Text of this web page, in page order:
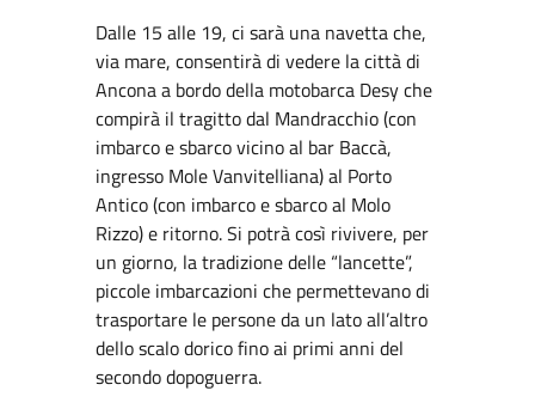
Dalle 15 alle 19, ci sarà una navetta che,
via mare, consentirà di vedere la città di
Ancona a bordo della motobarca Desy che
compirà il tragitto dal Mandracchio (con
imbarco e sbarco vicino al bar Baccà,
ingresso Mole Vanvitelliana) al Porto
Antico (con imbarco e sbarco al Molo
Rizzo) e ritorno. Si potrà così rivivere, per
un giorno, la tradizione delle “lancette”,
piccole imbarcazioni che permettevano di
trasportare le persone da un lato all’altro
dello scalo dorico fino ai primi anni del
secondo dopoguerra.